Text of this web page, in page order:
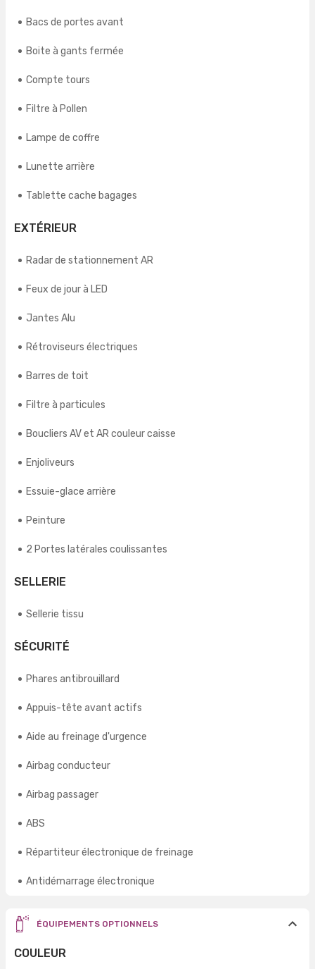
Bacs de portes avant
Boite à gants fermée
Compte tours
Filtre à Pollen
Lampe de coffre
Lunette arrière
Tablette cache bagages
EXTÉRIEUR
Radar de stationnement AR
Feux de jour à LED
Jantes Alu
Rétroviseurs électriques
Barres de toit
Filtre à particules
Boucliers AV et AR couleur caisse
Enjoliveurs
Essuie-glace arrière
Peinture
2 Portes latérales coulissantes
SELLERIE
Sellerie tissu
SÉCURITÉ
Phares antibrouillard
Appuis-tête avant actifs
Aide au freinage d'urgence
Airbag conducteur
Airbag passager
ABS
Répartiteur électronique de freinage
Antidémarrage électronique
ÉQUIPEMENTS OPTIONNELS
COULEUR